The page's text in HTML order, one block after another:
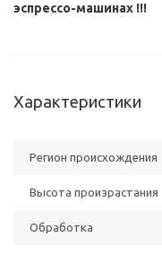
эспрессо-машинах !!!
Характеристики
Регион происхождения
Высота произрастания
Обработка